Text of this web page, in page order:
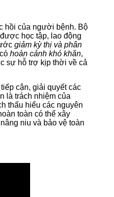
hồi của người bệnh. Bộ
học tập, lao động
giảm kỳ thị và phân
cóhoàn cảnh khó khăn,
sự hỗ trợ kịp thời về cả
cận, giải quyết các
là trách nhiệm của
thấu hiểu các nguyên
toàn có thể xây
niu và bảo vệ toàn